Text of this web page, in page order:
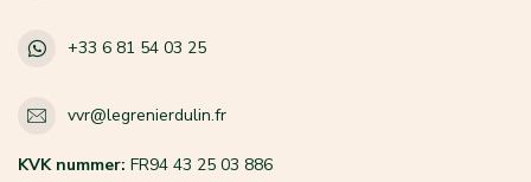
+33 6 81 54 03 25
vvr@legrenierdulin.fr
KVK nummer: FR94 43 25 03 886